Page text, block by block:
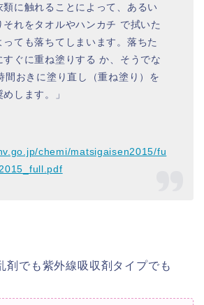
類に触れることによって、あるい
それをタオルやハンカチ で拭いた
っても落ちてしまいます。落ちた
すぐに重ね塗りする か、そうでな
間おきに塗り直し（重ね塗り）を
します。」
chemi/matsigaisen2015/fu
剤でも紫外線吸収剤タイプでも